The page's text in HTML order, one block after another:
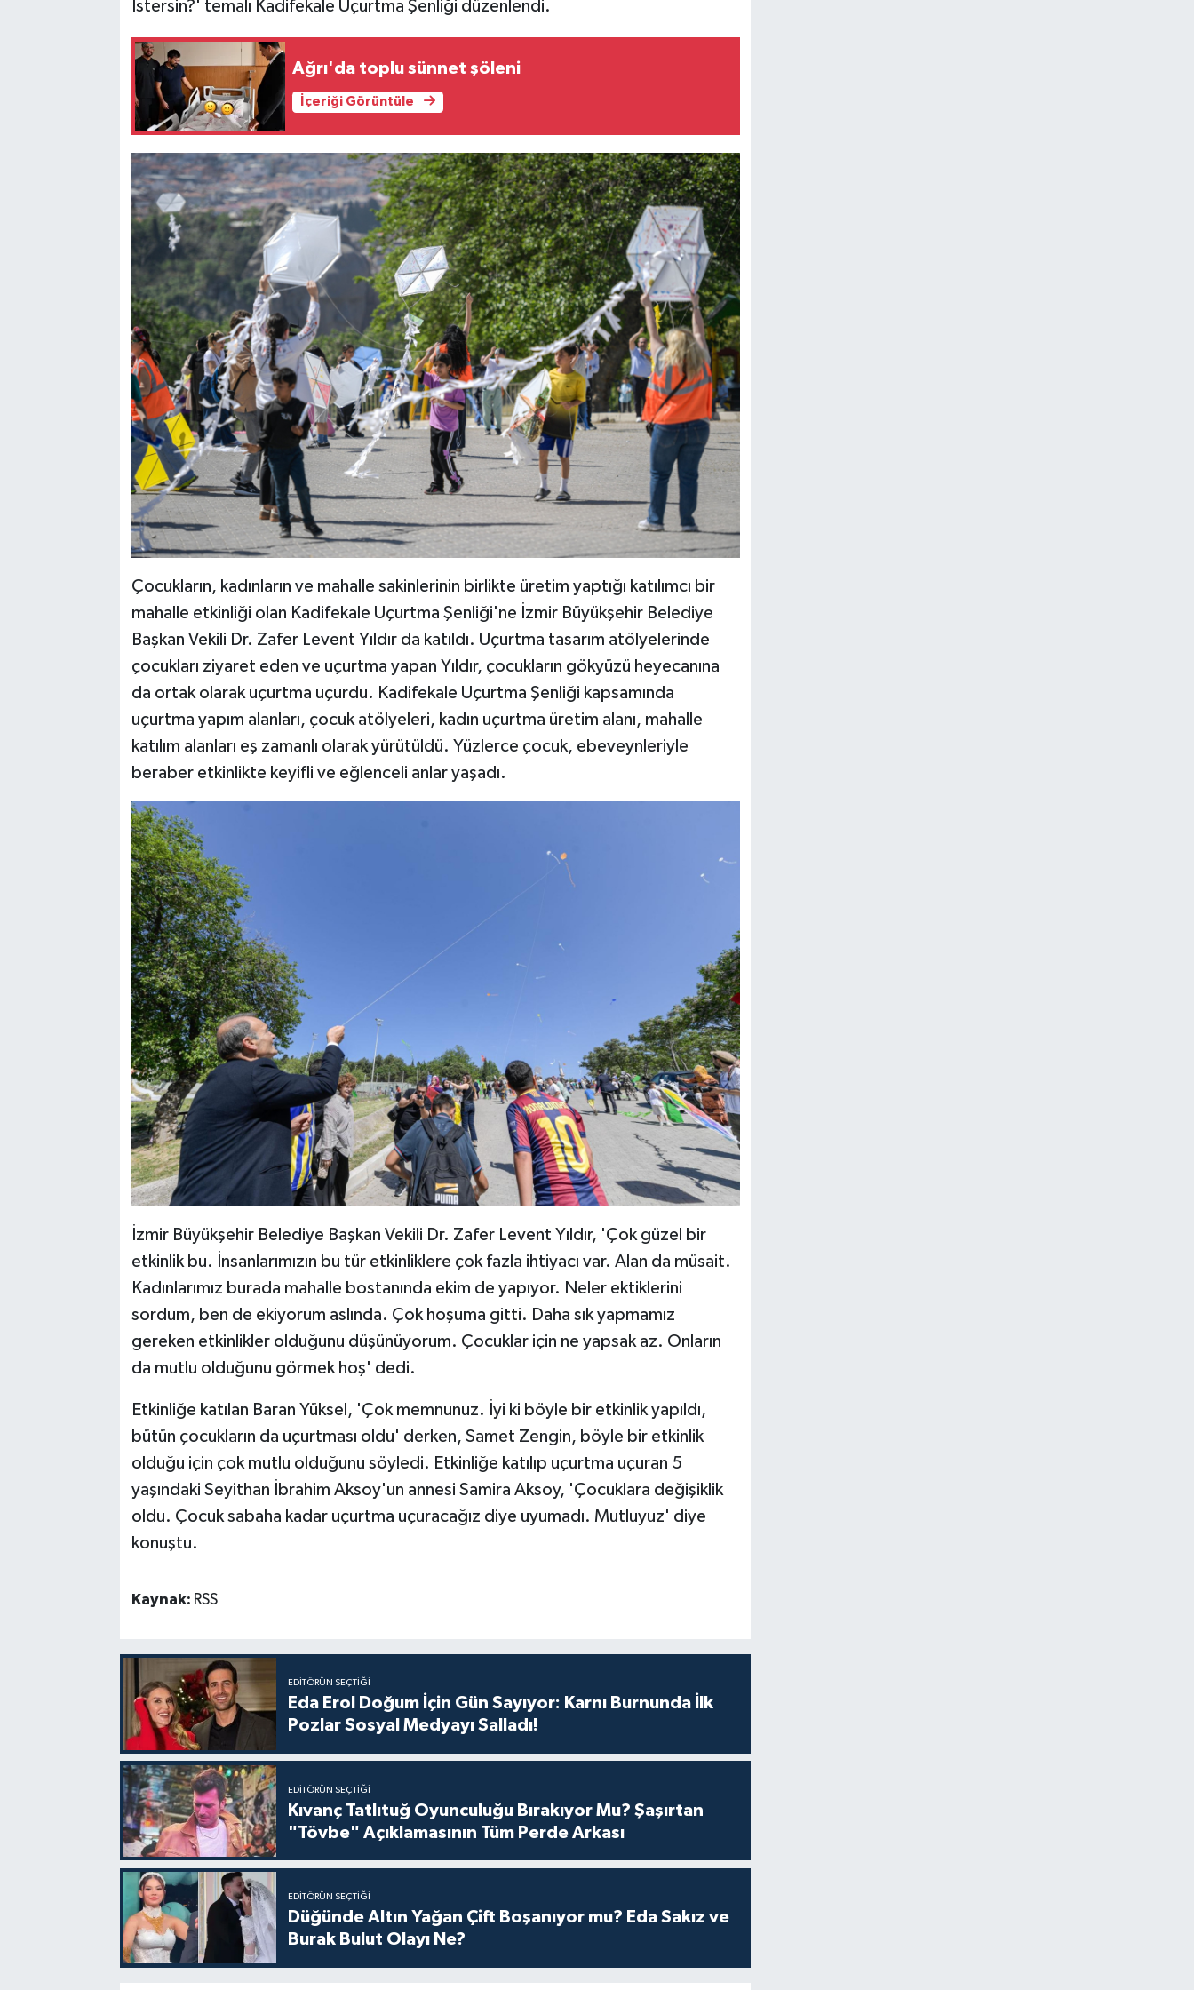
İstersin?' temalı Kadifekale Uçurtma Şenliği düzenlendi.
Ağrı'da toplu sünnet şöleni
İçeriği Görüntüle
Çocukların, kadınların ve mahalle sakinlerinin birlikte üretim yaptığı katılımcı bir
mahalle etkinliği olan Kadifekale Uçurtma Şenliği'ne İzmir Büyükşehir Belediye
Başkan Vekili Dr. Zafer Levent Yıldır da katıldı. Uçurtma tasarım atölyelerinde
çocukları ziyaret eden ve uçurtma yapan Yıldır, çocukların gökyüzü heyecanına
da ortak olarak uçurtma uçurdu. Kadifekale Uçurtma Şenliği kapsamında
uçurtma yapım alanları, çocuk atölyeleri, kadın uçurtma üretim alanı, mahalle
katılım alanları eş zamanlı olarak yürütüldü. Yüzlerce çocuk, ebeveynleriyle
beraber etkinlikte keyifli ve eğlenceli anlar yaşadı.
İzmir Büyükşehir Belediye Başkan Vekili Dr. Zafer Levent Yıldır, 'Çok güzel bir
etkinlik bu. İnsanlarımızın bu tür etkinliklere çok fazla ihtiyacı var. Alan da müsait.
Kadınlarımız burada mahalle bostanında ekim de yapıyor. Neler ektiklerini
sordum, ben de ekiyorum aslında. Çok hoşuma gitti. Daha sık yapmamız
gereken etkinlikler olduğunu düşünüyorum. Çocuklar için ne yapsak az. Onların
da mutlu olduğunu görmek hoş' dedi.
Etkinliğe katılan Baran Yüksel, 'Çok memnunuz. İyi ki böyle bir etkinlik yapıldı,
bütün çocukların da uçurtması oldu' derken, Samet Zengin, böyle bir etkinlik
olduğu için çok mutlu olduğunu söyledi. Etkinliğe katılıp uçurtma uçuran 5
yaşındaki Seyithan İbrahim Aksoy'un annesi Samira Aksoy, 'Çocuklara değişiklik
oldu. Çocuk sabaha kadar uçurtma uçuracağız diye uyumadı. Mutluyuz' diye
konuştu.
Kaynak: RSS
EDITÖRÜN SEÇTIĞI
Eda Erol Doğum İçin Gün Sayıyor: Karnı Burnunda İlk
Pozlar Sosyal Medyayı Salladı!
EDITÖRÜN SEÇTIĞI
Kıvanç Tatlıtuğ Oyunculuğu Bırakıyor Mu? Şaşırtan
"Tövbe" Açıklamasının Tüm Perde Arkası
EDITÖRÜN SEÇTIĞI
Düğünde Altın Yağan Çift Boşanıyor mu? Eda Sakız ve
Burak Bulut Olayı Ne?